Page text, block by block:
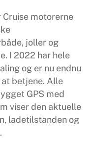
Cruise motorerne
joller og
I 2022 har hele
og er nu endnu
betjene. Alle
GPS med
viser den aktuelle
ladetilstanden og